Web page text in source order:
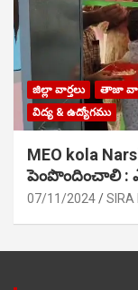
జిల్లా వార్తలు తాజా
విద్య & ఉద్యోగము
MEO kola
పెంపొందించాలి :
07/11/2024 SIRA